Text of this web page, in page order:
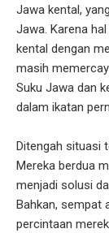
Jawa kental,
Jawa. Karena
kental dengan
masih
Suku Jawa dan
dalam ikatan
Ditengah situasi
Mereka berdua
menjadi solusi
Bahkan, sempat
percintaan